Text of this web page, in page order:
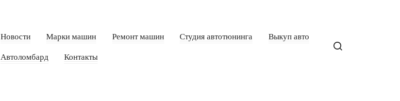
Новости Марки машин Ремонт машин Студия автотюнинга Выкуп авто
Автоломбард Контакты